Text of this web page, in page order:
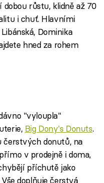
dobou růstu, klidně až 70
i chuť. Hlavními
Dominika
hned za rohem
"vyloupla"
Big Dony's Donuts.
čerstvých donutů, na
v prodejně i doma,
příchutě jako
doplňuje čerstvá